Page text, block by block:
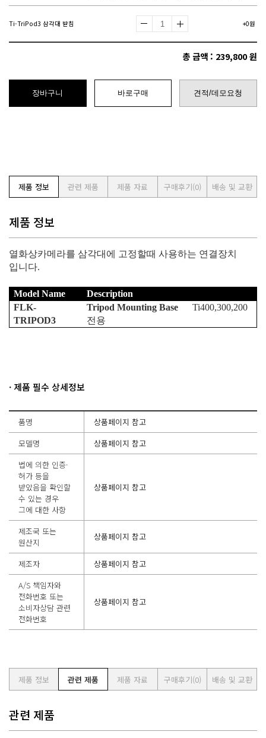
Ti-TriPod3 삼각대 받침 +0원
총 금액 : 239,800원
장바구니 바로구매 견적/데모요청
제품 정보 관련 제품 제품 자료 구매후기(0) 배송 및 교환
제품 정보
열화상카메라를 삼각대에 고정할때 사용하는 연결장치
입니다.
Model Name
Description
FLK-
TRIPOD3
Tripod Mounting Base
Ti400,300,200
전용
· 제품 필수 상세정보
품명
상품페이지 참고
모델명
상품페이지 참고
법에 의한 인증·
허가 등을
받았음을 확인할
수 있는 경우
그에 대한 사항
상품페이지 참고
제조국 또는
원산지
상품페이지 참고
제조자
상품페이지 참고
A/S 책임자와
전화번호 또는
소비자상담 관련
전화번호
상품페이지 참고
제품 정보 관련 제품 제품 자료 구매후기(0) 배송 및 교환
관련 제품